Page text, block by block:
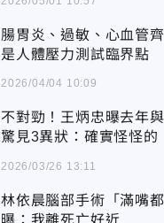
腸胃炎、過敏、心血管
是人體壓力測試臨界點
2026/04/04 10:09
不對勁！王炳忠曝去年
驚見3異狀：確實怪怪的
2026/03/26 13:11
林依晨腦部手術「滿嘴
曝：我離死亡好近